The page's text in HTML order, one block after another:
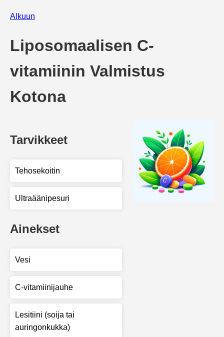
Alkuun
Liposomaalisen C-
vitamiinin Valmistus
Kotona
Tarvikkeet
Tehosekoitin
Ultraäänipesuri
Ainekset
Vesi
C-vitamiinijauhe
Lesitiini (soija tai
auringonkukka)